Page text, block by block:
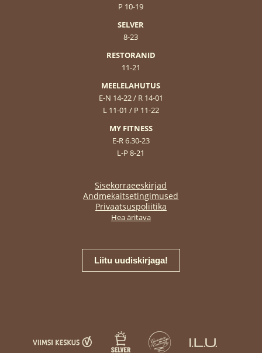
P 10-19
SELVER
8-23
RESTORANID
11-21
MEELELAHUTUS
E-N 14-22 / R 14-01
L 11-01 / P 11-22
MY FITNESS
E-R 6.30-23
L-P 8-21
Sisekorraeeskirjad
Andmekaitsetingimused
Privaatsuspoliitika
Hea äritava
Liitu uudiskirjaga!